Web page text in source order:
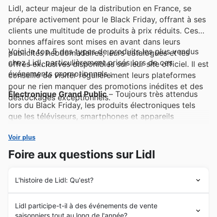
Lidl, acteur majeur de la distribution en France, se
prépare activement pour le Black Friday, offrant à ses
clients une multitude de produits à prix réduits. Ces
bonnes affaires sont mises en avant dans leurs
publicités hebdomadaires, leurs catalogues et les
offres exclusives disponibles sur leur site officiel. Il est
conseillé de visiter régulièrement leurs plateformes
pour ne rien manquer des promotions inédites et des
déstockages exceptionnels.
Voici le top 5 des types de produits les plus vendus
chez Lidl, particulièrement prisés lors de ces
événements promotionnels :
Électronique Grand Public– Toujours très attendus
lors du Black Friday, les produits électroniques tels
que les téléviseurs, smartphones et appareils
rencontrent un succès fulgurant. Les clients
apprécient particulièrement les réductions
significatives proposées, qui se retrouvent dans les
Petits Électroménagers– Les articles pour la maison,
des robots cuiseurs aux aspirateurs, font partie des
incontournables des ventes privées et des promotions
Voir plus
Foire aux questions sur Lidl
L'histoire de Lidl: Qu'est?
de Lidl ont rapidement établi une présence forte grâce
Lidl participe-t-il à des événements de vente
saisonniers tout au long de l'année?